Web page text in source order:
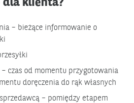
dla klienta?
– bieżące informowanie o
– czas od momentu przygotowania
doręczenia do rąk własnych
– pomiędzy etapem